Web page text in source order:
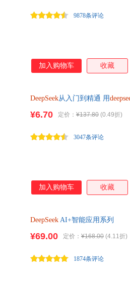
9878条评论
加入购物车 收藏
DeepSeek从入门到精通 用
¥6.70 定价： ¥137.80 (0.49折)
3047条评论
加入购物车 收藏
DeepSeek AI+智能应用系列
¥69.00 定价： ¥168.00 (4.11折)
1874条评论